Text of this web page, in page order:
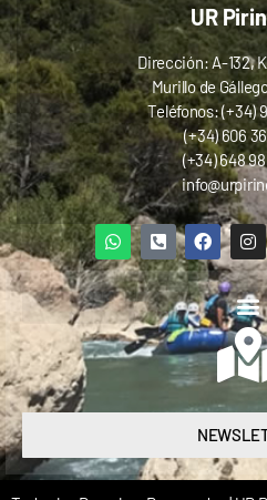
UR
Dirección: A-132,
Murillo de
Teléfonos: (+34)
(+34) 606
(+34) 648